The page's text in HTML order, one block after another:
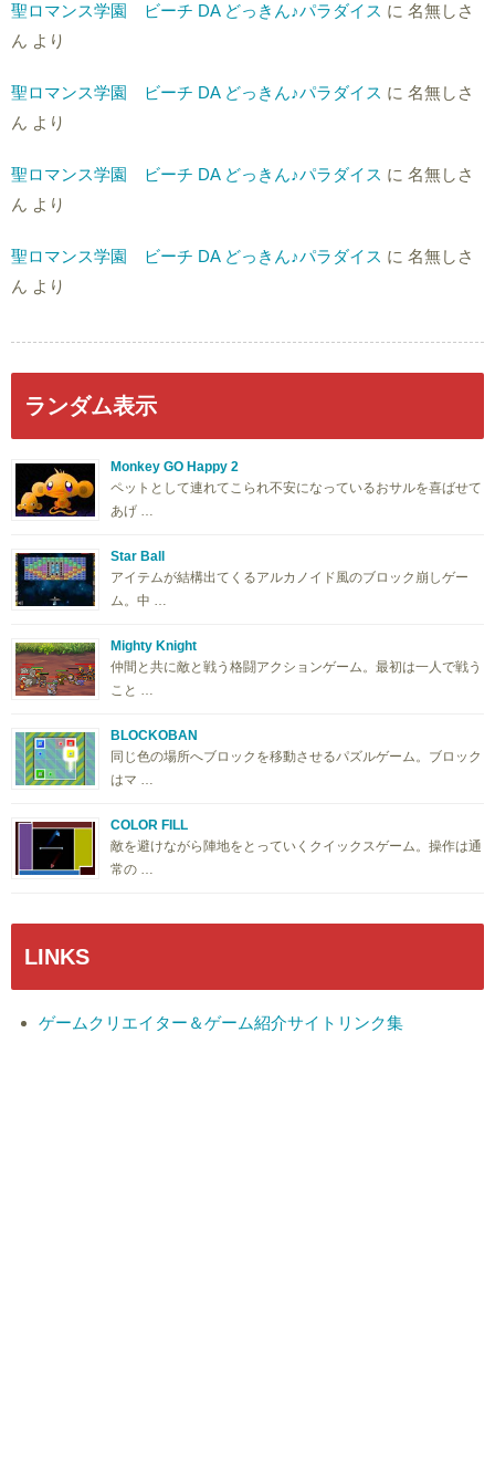
聖ロマンス学園 ビーチ DA どっきん♪パラダイス に 名無しさ
ん より
聖ロマンス学園 ビーチ DA どっきん♪パラダイス に 名無しさ
ん より
聖ロマンス学園 ビーチ DA どっきん♪パラダイス に 名無しさ
ん より
聖ロマンス学園 ビーチ DA どっきん♪パラダイス に 名無しさ
ん より
ランダム表示
Monkey GO Happy 2
ペットとして連れてこられ不安になっているおサルを喜ばせて
あげ …
Star Ball
アイテムが結構出てくるアルカノイド風のブロック崩しゲー
ム。中 …
Mighty Knight
仲間と共に敵と戦う格闘アクションゲーム。最初は一人で戦う
こと …
BLOCKOBAN
同じ色の場所へブロックを移動させるパズルゲーム。ブロック
はマ …
COLOR FILL
敵を避けながら陣地をとっていくクイックスゲーム。操作は通
常の …
LINKS
ゲームクリエイター＆ゲーム紹介サイトリンク集